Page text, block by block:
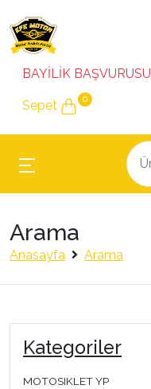
BAYİLİK BAŞVURUSU
Sepet 0
Arama
Anasayfa Arama
Kategoriler
MOTOSIKLET YP